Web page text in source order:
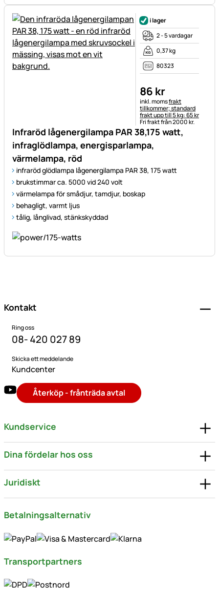
Infraröd lågenergilampa PAR 38,175 watt,
infraglödlampa, energisparlampa,
värmelampa, röd
infraröd glödlampa lågenergilampa PAR 38, 175 watt
brukstimmar ca. 5000 vid 240 volt
värmelampa för smådjur, tamdjur, boskap
behagligt, varmt ljus
tålig, långlivad, stänkskyddad
i lager
2 - 5 vardagar
0,37 kg
80323
86 kr
Skatteinformation:
inkl. momsfrakt
tillkommer; standard
frakt upp till 5 kg: 65 kr
Fri frakt från 2000 kr.
Kontakt
Ring oss
08- 420 027 89
Skicka ett meddelande
Kundcenter
Återköp - frånträda avtal
Kundservice
Dina fördelar hos oss
Juridiskt
Betalningsalternativ
Transportpartners